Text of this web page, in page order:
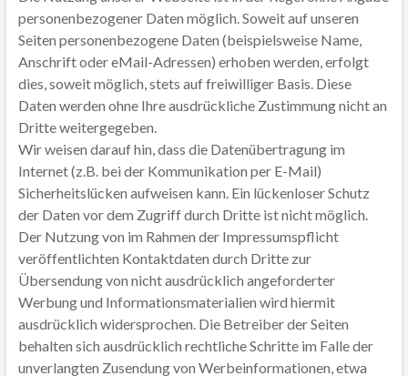
personenbezogener Daten möglich. Soweit auf unseren
Seiten personenbezogene Daten (beispielsweise Name,
Anschrift oder eMail-Adressen) erhoben werden, erfolgt
dies, soweit möglich, stets auf freiwilliger Basis. Diese
Daten werden ohne Ihre ausdrückliche Zustimmung nicht an
Dritte weitergegeben.
Wir weisen darauf hin, dass die Datenübertragung im
Internet (z.B. bei der Kommunikation per E-Mail)
Sicherheitslücken aufweisen kann. Ein lückenloser Schutz
der Daten vor dem Zugriff durch Dritte ist nicht möglich.
Der Nutzung von im Rahmen der Impressumspflicht
veröffentlichten Kontaktdaten durch Dritte zur
Übersendung von nicht ausdrücklich angeforderter
Werbung und Informationsmaterialien wird hiermit
ausdrücklich widersprochen. Die Betreiber der Seiten
behalten sich ausdrücklich rechtliche Schritte im Falle der
unverlangten Zusendung von Werbeinformationen, etwa